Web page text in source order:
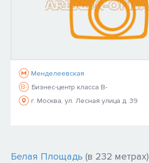
Менделеевская
B- Бизнес-центр класса B-
г. Москва, ул. Лесная улица д. 39
Белая Площадь (в 232 метрах)